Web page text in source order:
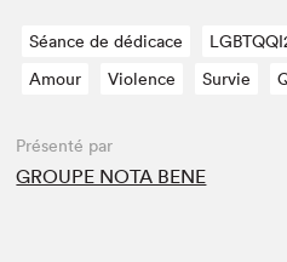
Séance de dédicace
Amour
Violence Survie
Présenté par
GROUPE NOTA BENE